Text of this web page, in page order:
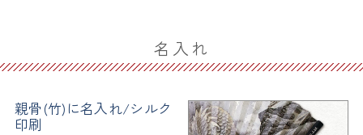
名入れ
親骨(竹)に名入れ/シルク
印刷